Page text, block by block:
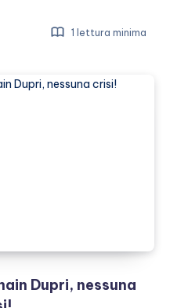
1 lettura minima
Dupri, nessuna